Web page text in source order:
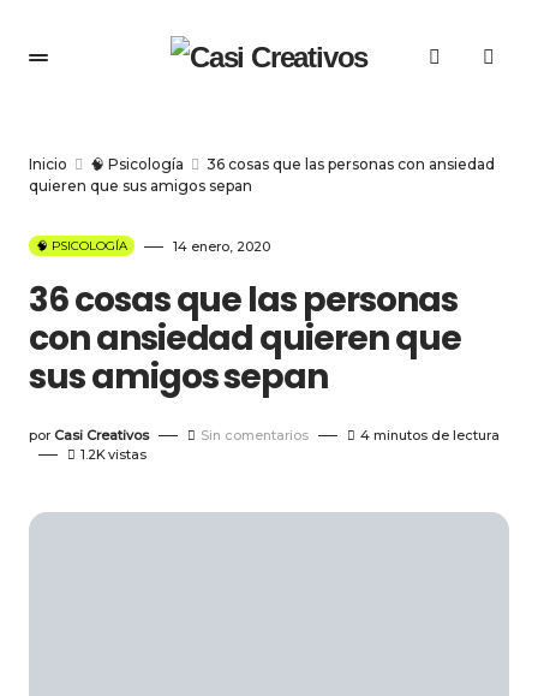
Inicio 🧠 Psicología
36 cosas que las personas con ansiedad
quieren que sus amigos sepan
🧠 PSICOLOGÍA 14 enero, 2020
36 cosas que las personas
con ansiedad quieren que
sus amigos sepan
por Casi Creativos Sin comentarios
4 minutos de lectura
1.2Kvistas